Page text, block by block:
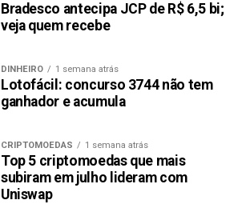
Bradesco antecipa JCP de R$ 6,5 bi;
veja quem recebe
DINHEIRO 1 semana atrás
Lotofácil: concurso 3744 não tem
ganhador e acumula
CRIPTOMOEDAS 1 semana atrás
Top 5 criptomoedas que mais
subiram em julho lideram com
Uniswap